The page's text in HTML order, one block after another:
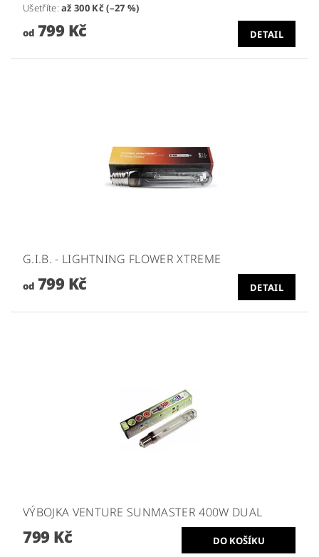
Ušetříte:až 300 Kč (–27 %)
od799 Kč DETAIL
G.I.B. - LIGHTNING FLOWER XTREME
od799 Kč DETAIL
VÝBOJKA VENTURE SUNMASTER 400W DUAL
799 Kč